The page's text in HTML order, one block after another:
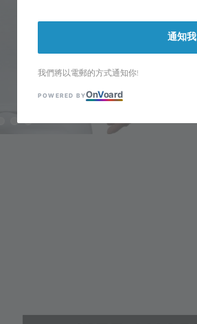
通知我
我們將以電郵的方式通知你!
POWERED BYOnVoard